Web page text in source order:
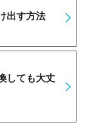
出す方法
しても大丈